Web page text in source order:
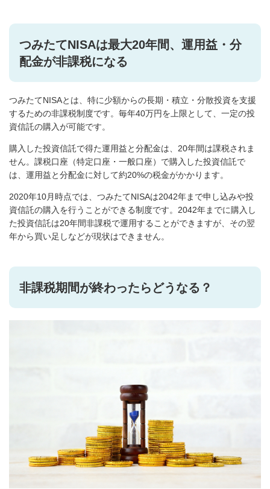
つみたてNISAは最大20年間、運用益・分
配金が非課税になる
つみたてNISAとは、特に少額からの長期・積立・分散投資を支援
するための非課税制度です。毎年40万円を上限として、一定の投
資信託の購入が可能です。
購入した投資信託で得た運用益と分配金は、20年間は課税されま
せん。課税口座（特定口座・一般口座）で購入した投資信託で
は、運用益と分配金に対して約20%の税金がかかります。
2020年10月時点では、つみたてNISAは2042年まで申し込みや投
資信託の購入を行うことができる制度です。2042年までに購入し
た投資信託は20年間非課税で運用することができますが、その翌
年から買い足しなどが現状はできません。
非課税期間が終わったらどうなる？